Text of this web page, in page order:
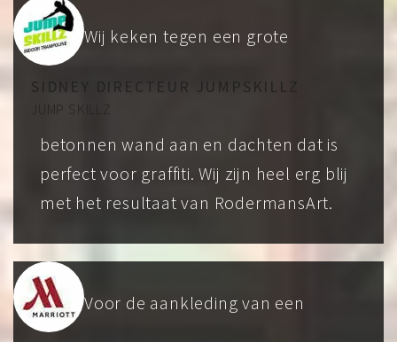
SIDNEY DIRECTEUR JUMPSKILLZ
JUMP SKILLZ
Wij keken tegen een grote
betonnen wand aan en dachten dat is
perfect voor graffiti. Wij zijn heel erg blij
met het resultaat van RodermansArt.
Voor de aankleding van een